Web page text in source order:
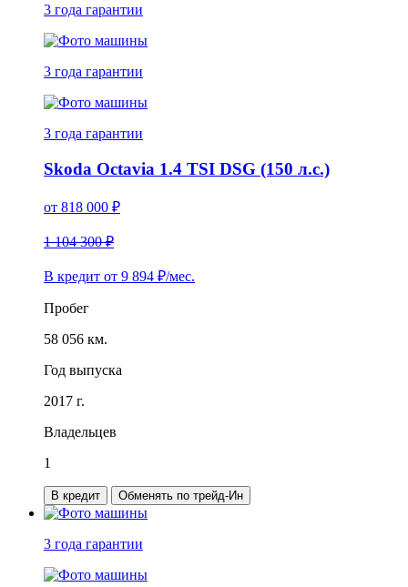
3 года гарантии
3 года гарантии
3 года гарантии
Skoda Octavia 1.4 TSI DSG (150 л.с.)
от 818 000 ₽
1 104 300 ₽
В кредит от 9 894 ₽/мес.
Пробег
58 056 км.
Год выпуска
2017 г.
Владельцев
1
В кредит Обменять по трейд-Ин
3 года гарантии